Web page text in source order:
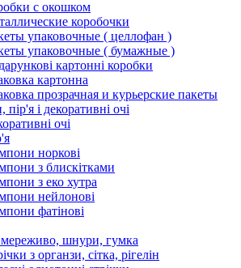
с окошком
коробочки
упаковочные ( целлофан )
упаковочные ( бумажные )
картонні коробки
картонна
прозрачная и курьерские пакеты
і декоративні очі
очі
норкові
з блискітками
з еко хутра
нейлонові
фатінові
мереживо, шнури, гумка
з органзи, сітка, рігелін